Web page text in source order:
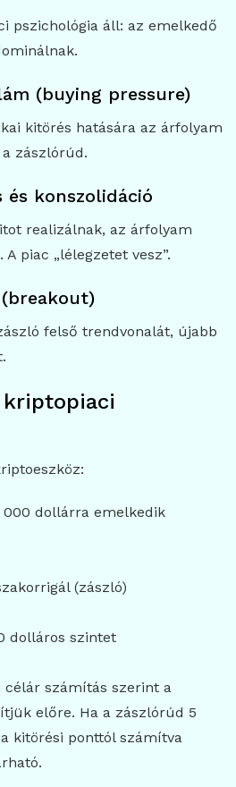
pszichológia áll: az emelkedő
(buying pressure)
kitörés hatására az árfolyam
zászlórúd.
konszolidáció
realizálnak, az árfolyam
piac „lélegzetet vesz”.
felső trendvonalát, újabb
dollárra emelkedik
(zászló)
dolláros szintet
célár számítás szerint a
előre. Ha a zászlórúd 5
kitörési ponttól számítva